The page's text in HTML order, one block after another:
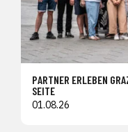
PARTNER ERLEBEN
SEITE
01.08.26